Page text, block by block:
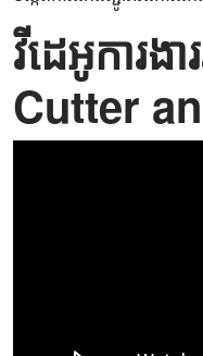
វីដេអូការង
Cutter